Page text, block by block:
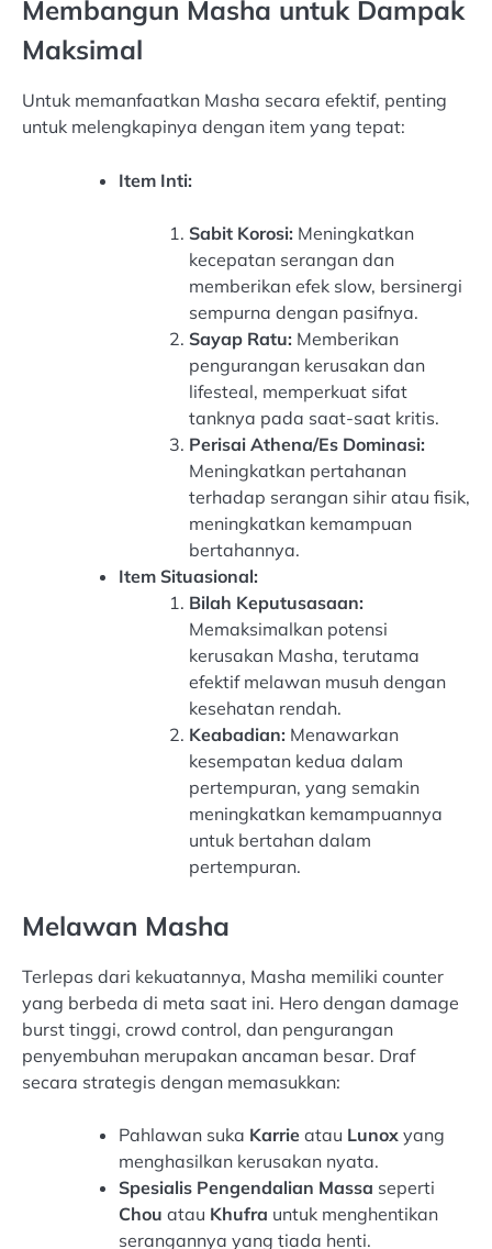
Membangun Masha untuk Dampak
Maksimal
Untuk memanfaatkan Masha secara efektif, penting
untuk melengkapinya dengan item yang tepat:
Item Inti:
Sabit Korosi: Meningkatkan
kecepatan serangan dan
memberikan efek slow, bersinergi
sempurna dengan pasifnya.
Sayap Ratu: Memberikan
pengurangan kerusakan dan
lifesteal, memperkuat sifat
tanknya pada saat-saat kritis.
Perisai Athena/Es Dominasi:
Meningkatkan pertahanan
terhadap serangan sihir atau fisik,
meningkatkan kemampuan
bertahannya.
Item Situasional:
Bilah Keputusasaan:
Memaksimalkan potensi
kerusakan Masha, terutama
efektif melawan musuh dengan
kesehatan rendah.
Keabadian: Menawarkan
kesempatan kedua dalam
pertempuran, yang semakin
meningkatkan kemampuannya
untuk bertahan dalam
pertempuran.
Melawan Masha
Terlepas dari kekuatannya, Masha memiliki counter
yang berbeda di meta saat ini. Hero dengan damage
burst tinggi, crowd control, dan pengurangan
penyembuhan merupakan ancaman besar. Draf
secara strategis dengan memasukkan:
Pahlawan suka Karrie atau Lunox yang
menghasilkan kerusakan nyata.
Spesialis Pengendalian Massa seperti
Chou atau Khufra untuk menghentikan
serangannya yang tiada henti.